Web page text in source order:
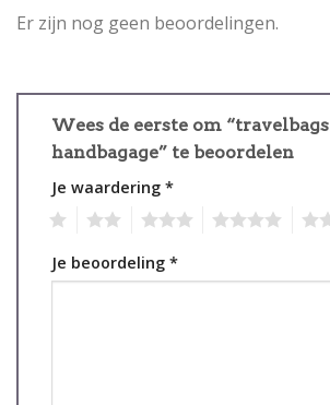
Er zijn nog geen beoordelingen.
Wees de eerste om “travelbags
handbagage” te beoordelen
Je waardering *
Je beoordeling *